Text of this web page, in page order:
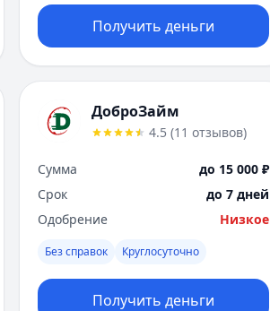
Получить деньги
ДоброЗайм
4.5 (11 отзывов)
Сумма
до 15 000 ₽
Срок
до 7 дней
Одобрение
Низкое
Без справок Круглосуточно
Получить деньги